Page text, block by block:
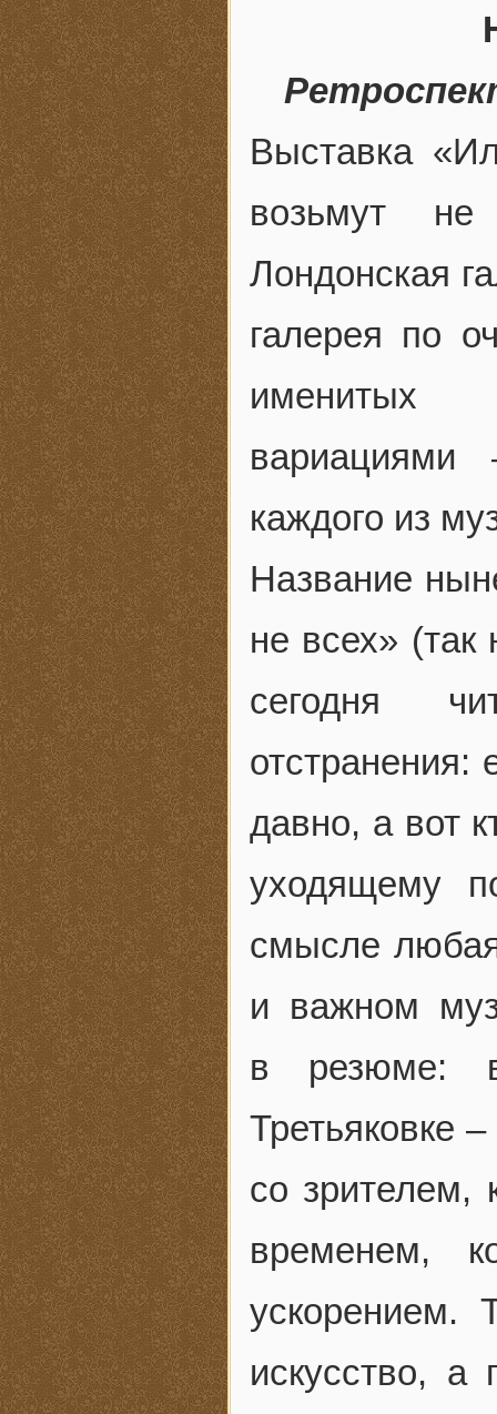
Выставка
возьмут
Лондонская
галерея по
именитых
каждого из
Название
не всех» (так
сегодня
отстранения:
давно, а вот
уходящему
смысле
и важном
в резюме:
Третьяковке
со зрителем,
временем,
ускорением.
искусство,